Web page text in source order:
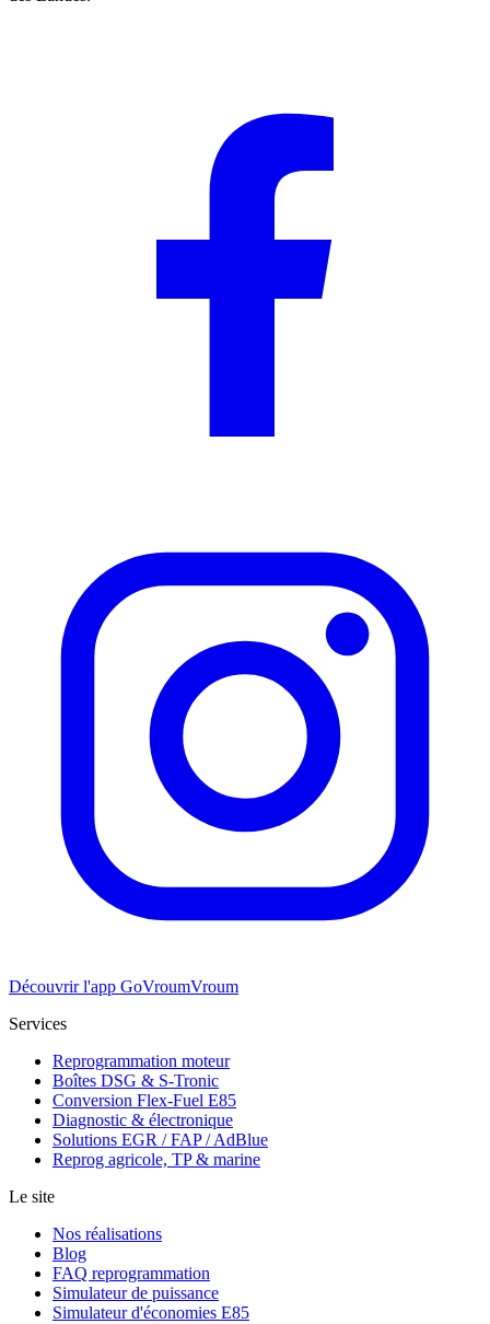
Découvrir l'app GoVroumVroum
Services
Reprogrammation moteur
Boîtes DSG & S-Tronic
Conversion Flex-Fuel E85
Diagnostic & électronique
Solutions EGR / FAP / AdBlue
Reprog agricole, TP & marine
Le site
Nos réalisations
Blog
FAQ reprogrammation
Simulateur de puissance
Simulateur d'économies E85